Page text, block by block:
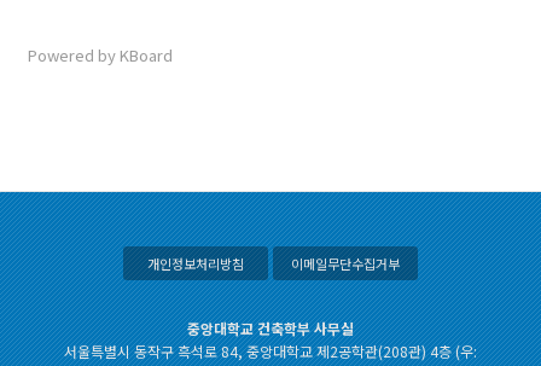
Powered by KBoard
개인정보처리방침 이메일무단수집거부
중앙대학교 건축학부 사무실
서울특별시 동작구 흑석로 84, 중앙대학교 제2공학관(208관) 4층 (우: